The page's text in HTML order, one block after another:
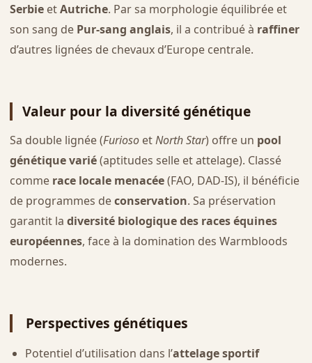
SerbieetAutriche. Par sa morphologie équilibrée et
son sang de Pur-sang anglais, il a contribué à raffiner
d’autres lignées de chevaux d’Europe centrale.
Valeur pour la diversité génétique
Sa double lignée (FuriosoetNorth Star) offre un pool
génétique varié(aptitudes selle et attelage). Classé
comme race locale menacée(FAO, DAD-IS), il bénéficie
de programmes deconservation. Sa préservation
garantit la diversité biologique des races équines
européennes, face à la domination des Warmbloods
modernes.
Perspectives génétiques
Potentiel d’utilisation dans l’attelage sportif